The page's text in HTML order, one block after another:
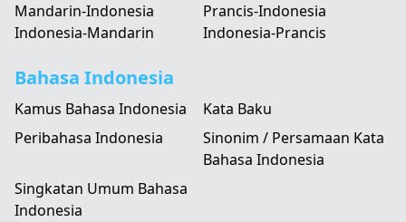
Mandarin-Indonesia
Indonesia-Mandarin
Prancis-Indonesia
Indonesia-Prancis
Bahasa Indonesia
Kamus Bahasa Indonesia
Kata Baku
Peribahasa Indonesia
Sinonim / Persamaan Kata
Bahasa Indonesia
Singkatan Umum Bahasa
Indonesia